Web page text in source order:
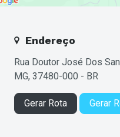
Endereço
Rua Doutor José Dos
MG, 37480-000 - BR
Gerar Rota Gerar